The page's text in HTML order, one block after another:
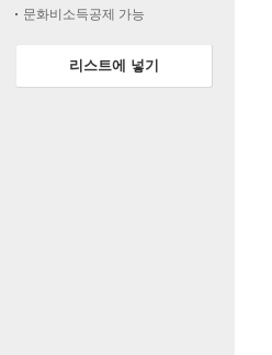
문화비소득공제 가능
리스트에 넣기